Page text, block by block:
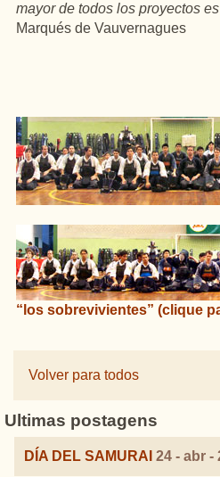
mayor de todos los proyectos
Marqués de Vauvernagues
“los sobrevivientes” (clique
Volver para todos
Ultimas postagens
DÍA DEL SAMURAI 24 - abr -